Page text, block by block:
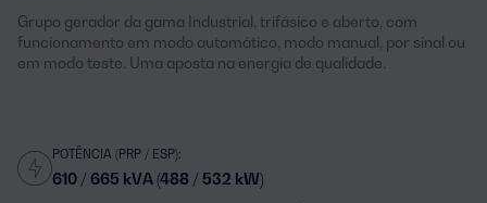
Grupo gerador da gama Industrial, trifásico e aberto, com
funcionamento em modo automático, modo manual, por sinal ou
em modo teste. Uma aposta na energia de qualidade.
POTÊNCIA (PRP / ESP):
610 / 665 kVA (488 / 532 kW)